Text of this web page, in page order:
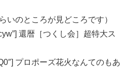
いのところが見どころです）
還暦［つくし会］超特大ス
プロポーズ花火なんてのもあ